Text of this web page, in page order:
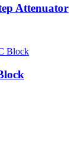
Attenuator